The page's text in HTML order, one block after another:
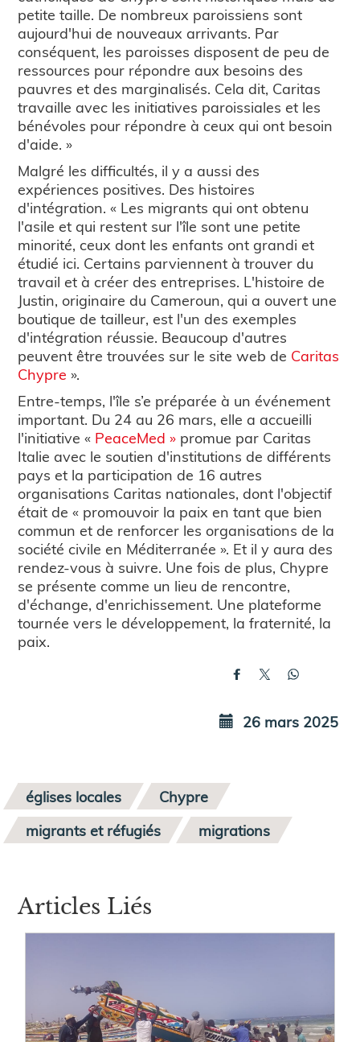
petite taille. De nombreux paroissiens sont
aujourd'hui de nouveaux arrivants. Par
conséquent, les paroisses disposent de peu de
ressources pour répondre aux besoins des
pauvres et des marginalisés. Cela dit, Caritas
travaille avec les initiatives paroissiales et les
bénévoles pour répondre à ceux qui ont besoin
d'aide. »
Malgré les difficultés, il y a aussi des
expériences positives. Des histoires
d'intégration. « Les migrants qui ont obtenu
l'asile et qui restent sur l'île sont une petite
minorité, ceux dont les enfants ont grandi et
étudié ici. Certains parviennent à trouver du
travail et à créer des entreprises. L'histoire de
Justin, originaire du Cameroun, qui a ouvert une
boutique de tailleur, est l'un des exemples
d'intégration réussie. Beaucoup d'autres
peuvent être trouvées sur le site web de Caritas
Chypre ».
Entre-temps, l'île s’e préparée à un événement
important. Du 24 au 26 mars, elle a accueilli
l'initiative « PeaceMed » promue par Caritas
Italie avec le soutien d'institutions de différents
pays et la participation de 16 autres
organisations Caritas nationales, dont l'objectif
était de « promouvoir la paix en tant que bien
commun et de renforcer les organisations de la
société civile en Méditerranée ». Et il y aura des
rendez-vous à suivre. Une fois de plus, Chypre
se présente comme un lieu de rencontre,
d'échange, d'enrichissement. Une plateforme
tournée vers le développement, la fraternité, la
paix.
26 mars 2025
églises locales
Chypre
migrants et réfugiés
migrations
Articles Liés